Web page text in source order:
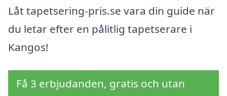
Låt tapetsering-pris.se vara din guide när
du letar efter en pålitlig tapetserare i
Kangos!
Få 3 erbjudanden, gratis och utan